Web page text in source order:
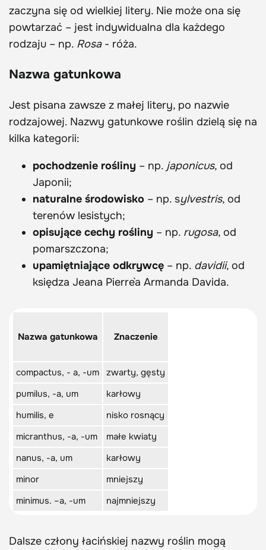
zaczyna się od wielkiej litery. Nie może ona się
powtarzać – jest indywidualna dla każdego
rodzaju – np. Rosa- róża.
Nazwa gatunkowa
Jest pisana zawsze z małej litery, po nazwie
rodzajowej. Nazwy gatunkowe roślin dzielą się na
kilka kategorii:
pochodzenie rośliny – np. japonicus, od
Japonii;
naturalne środowisko – np. sylvestris, od
terenów lesistych;
opisujące cechy rośliny – np. rugosa, od
pomarszczona;
upamiętniające odkrywcę – np. davidii, od
księdza Jeana Pierre`a Armanda Davida.
Nazwa gatunkowa Znaczenie
compactus, - a, -um zwarty, gęsty
pumilus, -a, um
karłowy
humilis, e
nisko rosnący
micranthus, -a, -um
małe kwiaty
nanus, -a, um
karłowy
minor
mniejszy
minimus. –a, -um
najmniejszy
Dalsze człony łacińskiej nazwy roślin mogą